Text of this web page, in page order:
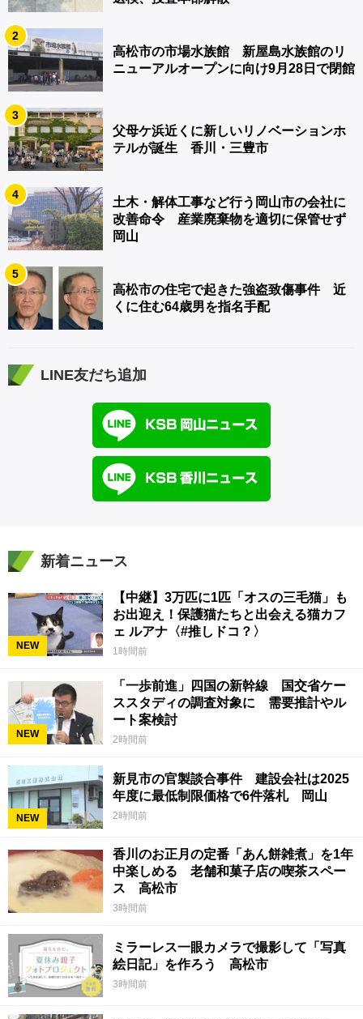
2
高松市の市場水族館 新屋島水族館のリ
ニューアルオープンに向け9月28日で閉館
3
父母ケ浜近くに新しいリノベーションホ
テルが誕生 香川・三豊市
4
土木・解体工事など行う岡山市の会社に
改善命令 産業廃棄物を適切に保管せず
岡山
5
高松市の住宅で起きた強盗致傷事件 近
くに住む64歳男を指名手配
LINE友だち追加
新着ニュース
NEW
【中継】3万匹に1匹「オスの三毛猫」も
お出迎え！保護猫たちと出会える猫カフ
ェ ルアナ〈#推しドコ？〉
1時間前
NEW
「一歩前進」四国の新幹線 国交省ケー
ススタディの調査対象に 需要推計やル
ート案検討
2時間前
NEW
新見市の官製談合事件 建設会社は2025
年度に最低制限価格で6件落札 岡山
2時間前
香川のお正月の定番「あん餅雑煮」を1年
中楽しめる 老舗和菓子店の喫茶スペー
ス 高松市
3時間前
ミラーレス一眼カメラで撮影して「写真
絵日記」を作ろう 高松市
3時間前